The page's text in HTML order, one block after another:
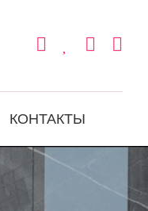
КОНТАКТЫ